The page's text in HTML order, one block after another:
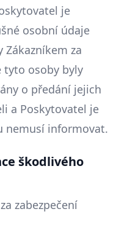
je
osobní údaje
za
tyto osoby byly
o předání jejich
a Poskytovatel je
nemusí informovat.
škodlivého
zabezpečení